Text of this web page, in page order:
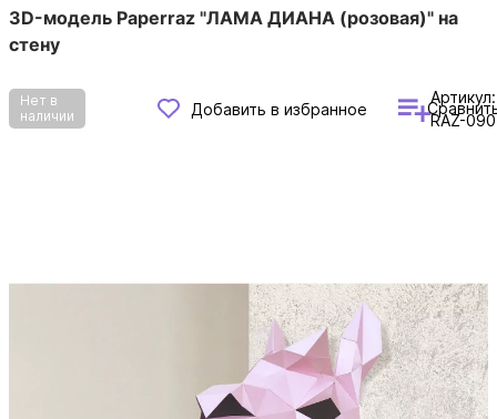
3D-модель Paperraz "ЛАМА ДИАНА (розовая)" на
стену
Нет в
наличии
Добавить в избранное
Артикул:
RAZ-090